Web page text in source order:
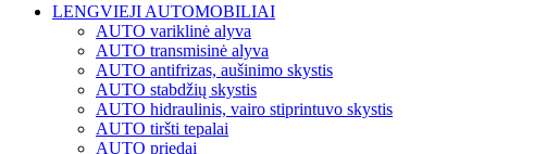
LENGVIEJI AUTOMOBILIAI
AUTO variklinė alyva
AUTO transmisinė alyva
AUTO antifrizas, aušinimo skystis
AUTO stabdžių skystis
AUTO hidraulinis, vairo stiprintuvo skystis
AUTO tiršti tepalai
AUTO priedai